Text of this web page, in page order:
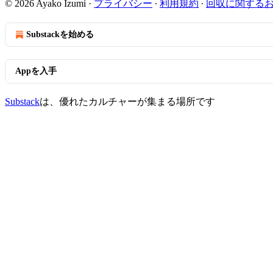
© 2026 Ayako Izumi · プライバシー ∙ 利用規約 ∙ 回収に関する
Substackを始める
Appを入手
Substackは、優れたカルチャーが集まる場所です